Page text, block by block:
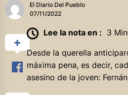
El Diario Del Pueblo
07/11/2022
Lee la nota en : 3
Desde la querella
máxima pena, es decir,
asesino de la joven: